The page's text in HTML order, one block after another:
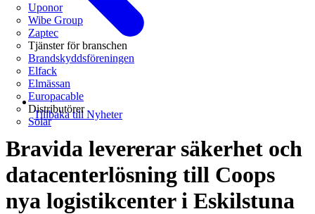
Uponor
Wibe Group
Zaptec
Tjänster för branschen
Brandskyddsföreningen
Elfack
Elmässan
Europacable
Distributörer
Solar
Tillbaka till Nyheter
Bravida levererar säkerhet och
datacenterlösning till Coops
nya logistikcenter i Eskilstuna